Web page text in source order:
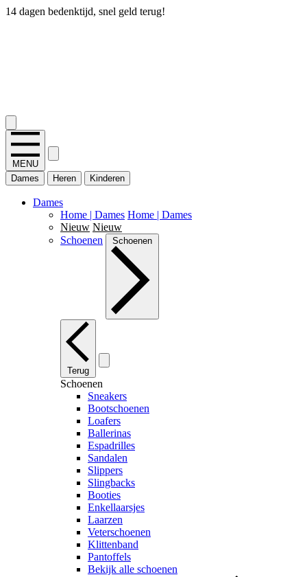
14 dagen bedenktijd, snel geld terug!
MENU
Dames
Heren Kinderen
Dames
Home | Dames Home | Dames
Nieuw Nieuw
Schoenen
Schoenen
Terug
Schoenen
Sneakers
Bootschoenen
Loafers
Ballerinas
Espadrilles
Sandalen
Slippers
Slingbacks
Booties
Enkellaarsjes
Laarzen
Veterschoenen
Klittenband
Pantoffels
Bekijk alle schoenen